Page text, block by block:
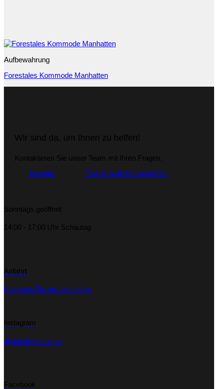
Aufbewahrung
Forestales Kommode Manhatten
Wir sind da, um Ihnen zu helfen!
Kontaktieren Sie unser Team mit Ihren Fragen.
Kontakt
Zum Newsletter anmelden
Sonntags geöffnet
14:00 - 17:00 Uhr Schautag
Anfahrt
Kommen Sie uns besuchen
Instagram
@moebelhausruhr
Facebook